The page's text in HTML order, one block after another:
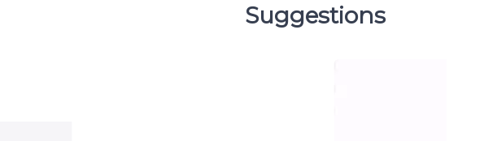
Suggestions